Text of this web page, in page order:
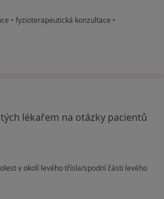
• fyzioterapeutická konzultace •
P.
lékařem na otázky pacientů
v okolí levého třísla/spodní části levého